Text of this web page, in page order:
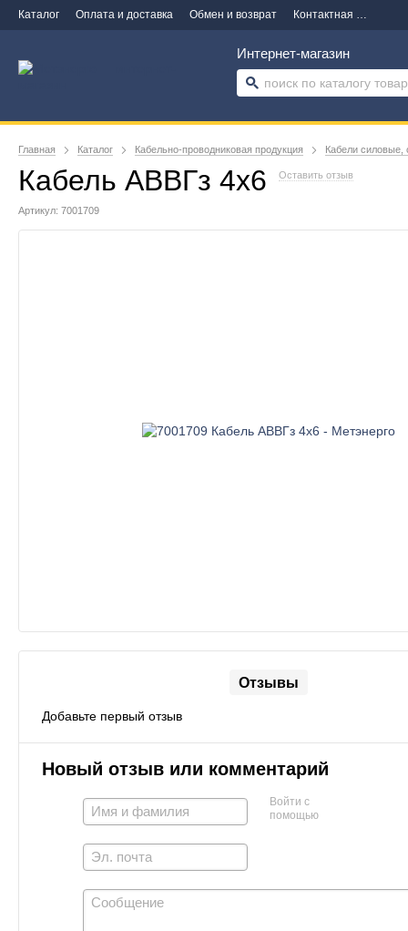
Каталог Оплата и доставка Обмен и возврат Контактная информация
Интернет-магазин
Главная Каталог Кабельно-проводниковая продукция Кабели силовые,
Кабель АВВГз 4х6 Оставить отзыв
Артикул: 7001709
Отзывы
Добавьте первый отзыв
Новый отзыв или комментарий
Войти с
помощью